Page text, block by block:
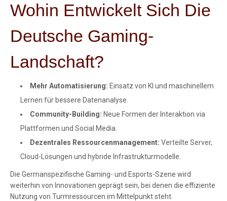
Wohin Entwickelt Sich Die
Deutsche Gaming-
Landschaft?
Mehr Automatisierung: Einsatz von KI und maschinellem
Lernen für bessere Datenanalyse.
Community-Building: Neue Formen der Interaktion via
Plattformen und Social Media.
Dezentrales Ressourcenmanagement: Verteilte Server,
Cloud-Lösungen und hybride Infrastrukturmodelle.
Die Germanspezifische Gaming- und Esports-Szene wird
weiterhin von Innovationen geprägt sein, bei denen die effiziente
Nutzung von Turmressourcen im Mittelpunkt steht.